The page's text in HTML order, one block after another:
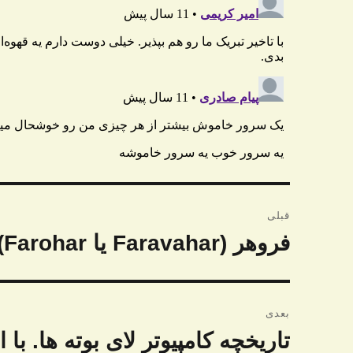
نوشته
قبلی
نوشته
فروهر (Faravahar یا Farohar)
بعدی
نوشته
تاریخچه کامپیوتر لای بوته ها. با اپل ۳